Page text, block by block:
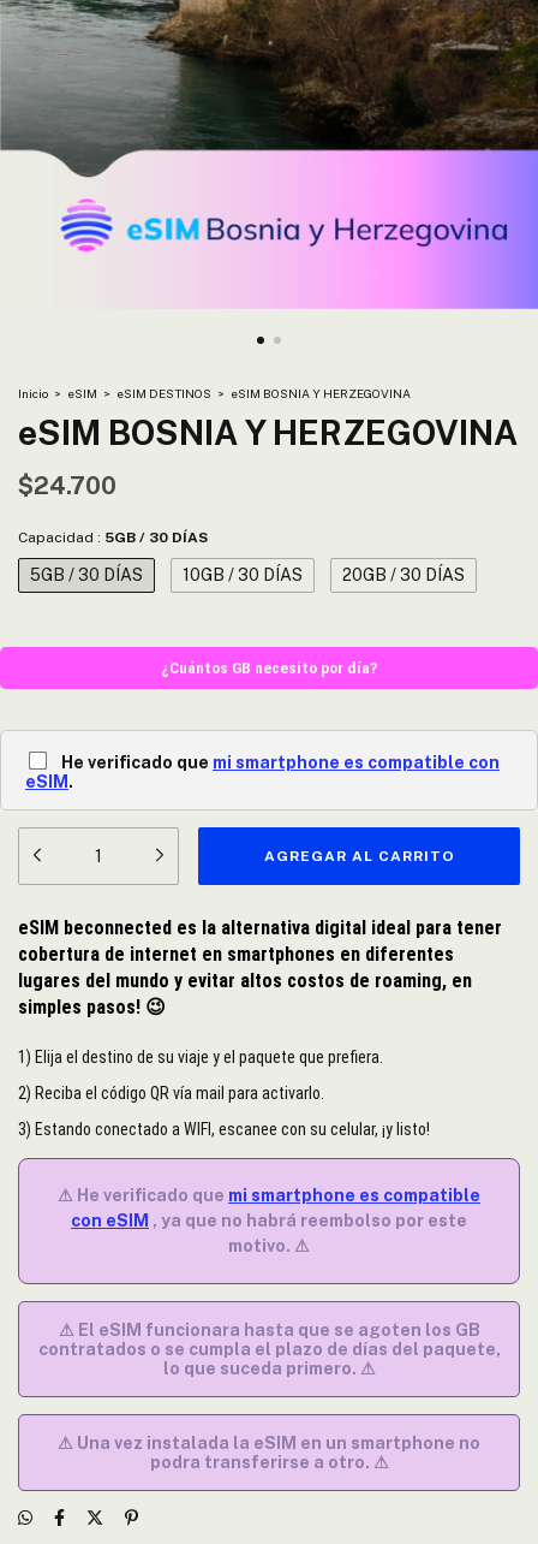
Inicio > eSIM > eSIM DESTINOS > eSIM BOSNIA Y HERZEGOVINA
eSIM BOSNIA Y HERZEGOVINA
$24.700
Capacidad : 5GB / 30 DÍAS
5GB / 30 DÍAS 10GB / 30 DÍAS 20GB / 30 DÍAS
¿Cuántos GB necesito por día?
He verificado que mi smartphone es compatible con
eSIM .
eSIM beconnected es la alternativa digital ideal para tener
cobertura de internet en smartphones en diferentes
lugares del mundo y evitar altos costos de roaming, en
simples pasos! 😉
1) Elija el destino de su viaje y el paquete que prefiera.
2) Reciba el código QR vía mail para activarlo.
3) Estando conectado a WIFI, escanee con su celular, ¡y listo!
⚠ He verificado que mi smartphone es compatible
con eSIM , ya que no habrá reembolso por este
motivo. ⚠
⚠ El eSIM funcionara hasta que se agoten los GB
contratados o se cumpla el plazo de días del paquete,
lo que suceda primero. ⚠
⚠ Una vez instalada la eSIM en un smartphone no
podra transferirse a otro. ⚠